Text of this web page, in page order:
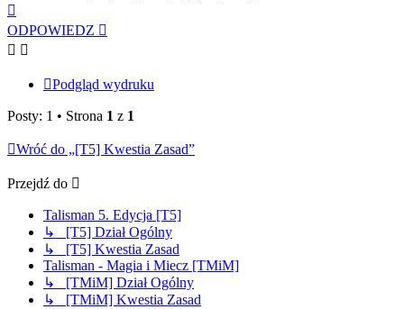
górę
ODPOWIEDZ
Podgląd wydruku
Posty: 1 • Strona 1 z 1
Wróć do „[T5] Kwestia Zasad”
Przejdź do
Talisman 5. Edycja [T5]
↳ [T5] Dział Ogólny
↳ [T5] Kwestia Zasad
Talisman - Magia i Miecz [TMiM]
↳ [TMiM] Dział Ogólny
↳ [TMiM] Kwestia Zasad